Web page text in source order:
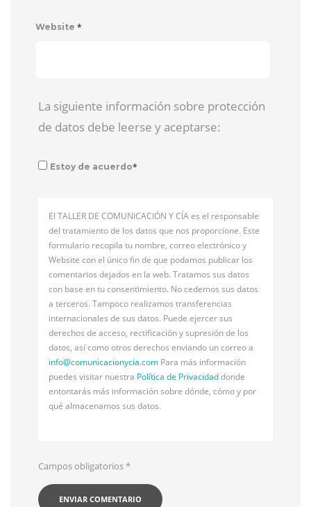
Website *
La siguiente información sobre protección
de datos debe leerse y aceptarse:
Estoy de acuerdo*
El TALLER DE COMUNICACIÓN Y CÍA es el responsable
del tratamiento de los datos que nos proporcione. Este
formulario recopila tu nombre, correo electrónico y
Website con el único fin de que podamos publicar los
comentarios dejados en la web. Tratamos sus datos
con base en tu consentimiento. No cedemos sus datos
a terceros. Tampoco realizamos transferencias
internacionales de sus datos. Puede ejercer sus
derechos de acceso, rectificación y supresión de los
datos, así como otros derechos enviando un correo a
info@comunicacionycia.com Para más información
puedes visitar nuestra Política de Privacidaddonde
entontarás más información sobre dónde, cómo y por
qué almacenamos sus datos.
Campos obligatorios*